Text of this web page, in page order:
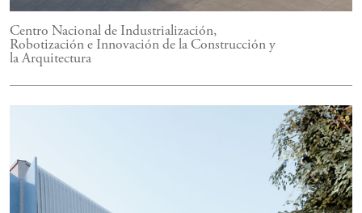
Centro Nacional de Industrialización,
Robotización e Innovación de la Construcción y
la Arquitectura